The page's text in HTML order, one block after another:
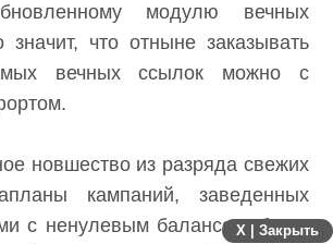
модулю вечных
что отныне заказывать
вечных ссылок можно с
новшество из разряда свежих
кампаний, заведенных
с ненулевым балансом, будут
X | Закрыть